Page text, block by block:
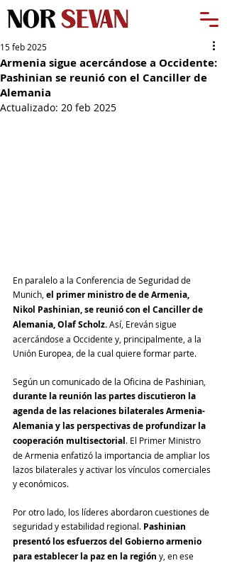
Armenia sigue acercándose a Occidente:
Pashinian se reunió con el Canciller de
Alemania
15 feb 2025
Actualizado: 20 feb 2025
En paralelo a la Conferencia de Seguridad de
Munich, el primer ministro de de Armenia,
Nikol Pashinian, se reunió con el Canciller de
Alemania, Olaf Scholz. Así, Ereván sigue
acercándose a Occidente y, principalmente, a la
Unión Europea, de la cual quiere formar parte.
Según un comunicado de la Oficina de Pashinian,
durante la reunión las partes discutieron la
agenda de las relaciones bilaterales Armenia-
Alemania y las perspectivas de profundizar la
cooperación multisectorial. El Primer Ministro
de Armenia enfatizó la importancia de ampliar los
lazos bilaterales y activar los vínculos comerciales
y económicos.
Por otro lado, los líderes abordaron cuestiones de
seguridad y estabilidad regional. Pashinian
presentó los esfuerzos del Gobierno armenio
para establecer la paz en la región y, en ese